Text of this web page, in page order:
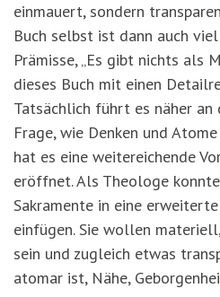
einmauert, sondern
Buch selbst ist dann auch
Prämisse, „Es gibt nichts als
dieses Buch mit einen
Tatsächlich führt es näher an
Frage, wie Denken und
hat es eine weitereichende
eröffnet. Als Theologe
Sakramente in eine
einfügen. Sie wollen
sein und zugleich etwas
atomar ist, Nähe,